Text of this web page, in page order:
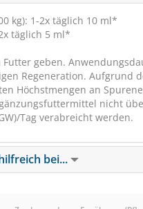
kg): 1-2x täglich 10 ml*
täglich 5 ml*
geben.
Regeneration. Aufgrund
Höchstmengen an
nicht
Tag verabreicht werden.
bei...